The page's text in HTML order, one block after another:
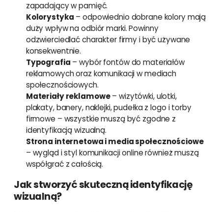
zapadający w pamięć.
Kolorystyka – odpowiednio dobrane kolory mają
duży wpływ na odbiór marki. Powinny
odzwierciedlać charakter firmy i być używane
konsekwentnie.
Typografia – wybór fontów do materiałów
reklamowych oraz komunikacji w mediach
społecznościowych.
Materiały reklamowe– wizytówki, ulotki,
plakaty, banery, naklejki, pudełka z logo i torby
firmowe – wszystkie muszą być zgodne z
identyfikacją wizualną.
Strona internetowa i media społecznościowe
– wygląd i styl komunikacji online również muszą
współgrać z całością.
Jak stworzyć skuteczną identyfikację
wizualną?